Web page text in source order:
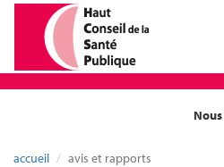
accueil avis et rapports